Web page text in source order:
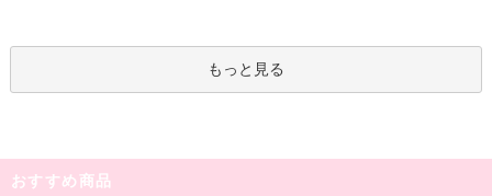
もっと見る
おすすめ商品